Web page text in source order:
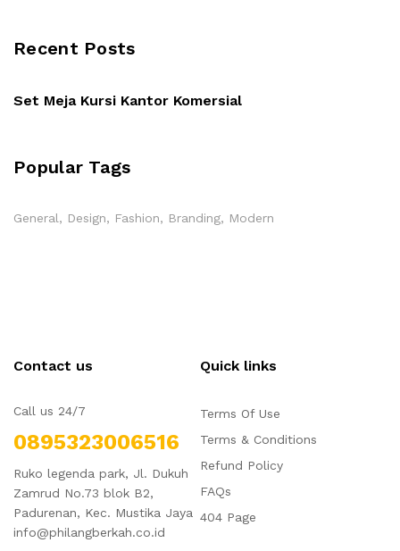
Recent Posts
Set Meja Kursi Kantor Komersial
Popular Tags
General Design Fashion Branding Modern
Contact us
Call us 24/7
0895323006516
Ruko legenda park, Jl. Dukuh
Zamrud No.73 blok B2,
Padurenan, Kec. Mustika Jaya
info@philangberkah.co.id
Quick links
Terms Of Use
Terms & Conditions
Refund Policy
FAQs
404 Page